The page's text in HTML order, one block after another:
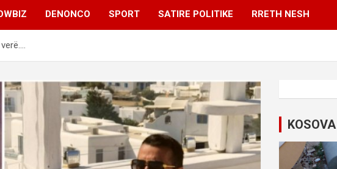
DENONCO SPORT SATIRE POLITIKE RRETH NESH
KOSOVA